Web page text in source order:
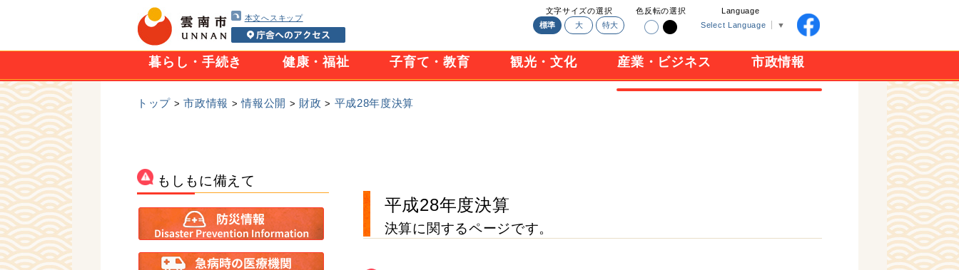
本文へスキップ
文字サイズの選択
標準
大 特大
色反転の選択
Language
Select Language
▼
暮らし・手続き 健康・福祉 子育て・教育 観光・文化 産業・ビジネス 市政情報
トップ >市政情報 >情報公開 > 財政 > 平成28年度決算
もしもに備えて
平成28年度決算
決算に関するページです。